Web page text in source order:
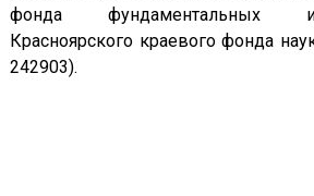
фонда фундаментальных
Красноярского краевого фонда
242903).